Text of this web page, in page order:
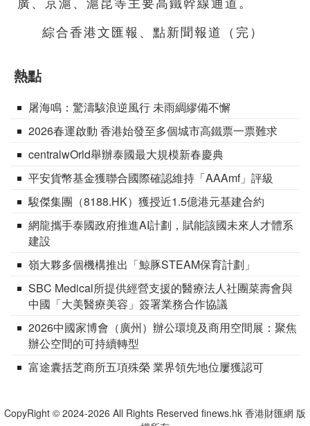
廣、京滬、滬昆等主要高鐵幹線通道。
綜合香港文匯報、點新聞報道（完）
熱點
屠海鳴：驚濤駭浪逆風行 未雨綢繆備不懈
2026春運啟動 香港始發至多個城市高鐵票一票難求
centralwOrld舉辦泰國最大規模新春慶典
平安貨幣基金獲聯合國際確認維持「AAAmf」評級
駿傑集團（8188.HK）獲授近1.5億港元基建合約
網龍攜手泰國政府推進AI計劃，賦能該國未來人才體系
建設
嶺大夥多個機構推出「鯨豚STEAM保育計劃」
SBC Medical所提供經營支援的醫療法人社團菜壽會與
中國「大美醫療美容」簽署業務合作協議
2026中國家博會（廣州）辦公環境及商用空間展：聚焦
辦公空間的可持續轉型
富途囊括芝商所五項殊榮 業界領先地位屢獲認可
CopyRight © 2024-2026 All Rights Reserved finews.hk 香港財匯網 版